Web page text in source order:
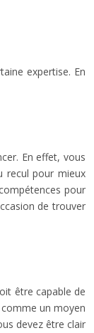
expertise. En
En effet, vous
recul pour mieux
pour
de trouver
être capable de
un moyen
devez être clair